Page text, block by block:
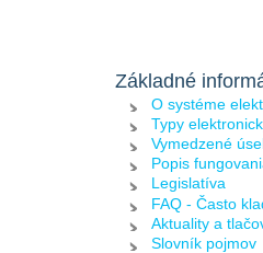
Základné
O systéme
Typy
Vymedzené
Popis
Legislatíva
FAQ - Často
Aktuality a
Slovník pojmov